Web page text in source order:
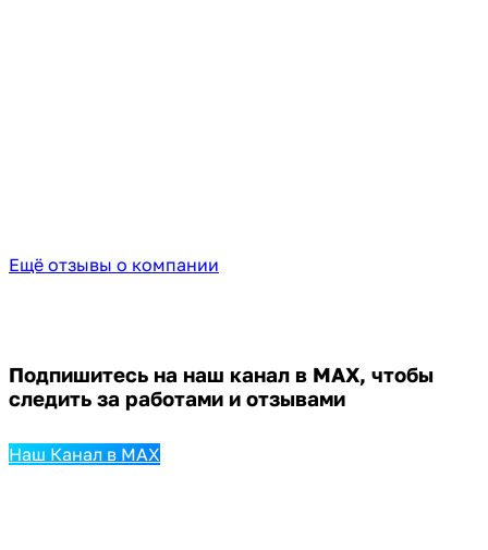
Ещё отзывы о компании
Подпишитесь на наш канал в MAX, чтобы
следить за работами и отзывами
Наш Канал в MAX